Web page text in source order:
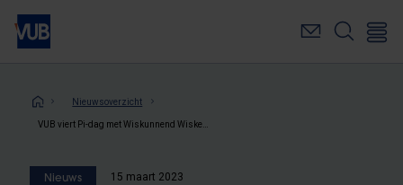
Overslaan
naar
inhoudKruimelpad
Nieuwsoverzicht
Nieuws 15 maart 2023